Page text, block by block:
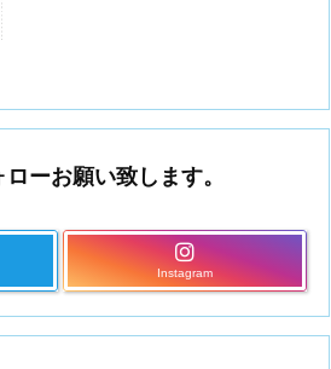
ーお願い致します。
Instagram